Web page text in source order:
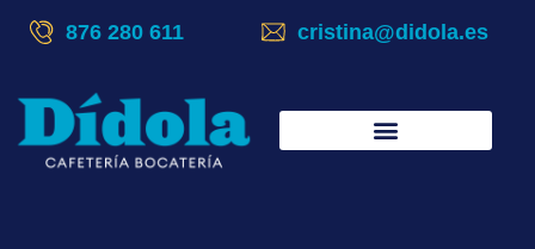
876 280 611 cristina@didola.es